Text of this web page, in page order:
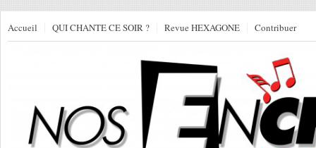
Accueil QUI CHANTE CE SOIR ? Revue HEXAGONE Contribuer